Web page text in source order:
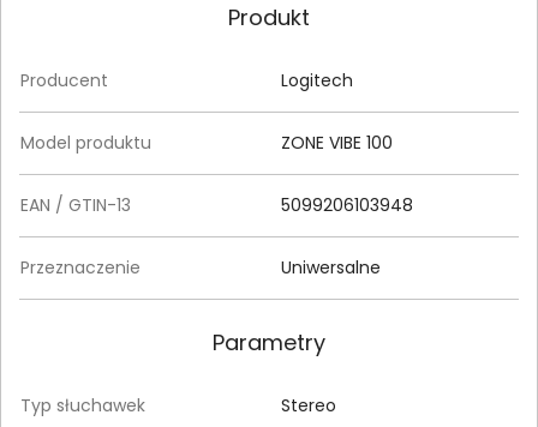
Produkt
Producent Logitech
Model produktu ZONE VIBE 100
EAN / GTIN-13 5099206103948
Przeznaczenie Uniwersalne
Parametry
Typ słuchawek Stereo